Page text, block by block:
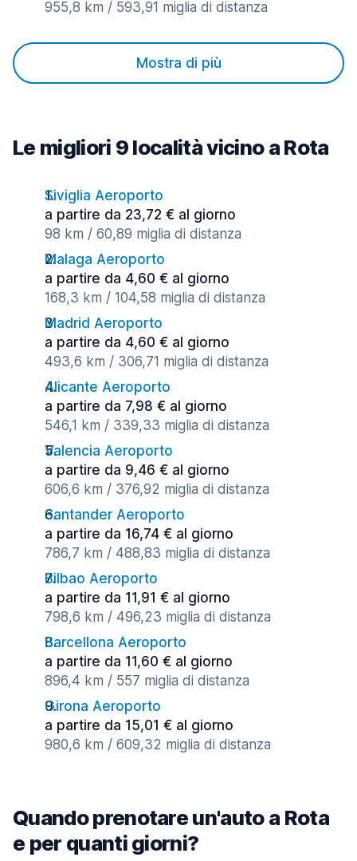
955,8 km / 593,91 miglia di distanza
Mostra di più
Le migliori 9 località vicino a Rota
Siviglia Aeroporto
a partire da 23,72 € al giorno
98 km / 60,89 miglia di distanza
Malaga Aeroporto
a partire da 4,60 € al giorno
168,3 km / 104,58 miglia di distanza
Madrid Aeroporto
a partire da 4,60 € al giorno
493,6 km / 306,71 miglia di distanza
Alicante Aeroporto
a partire da 7,98 € al giorno
546,1 km / 339,33 miglia di distanza
Valencia Aeroporto
a partire da 9,46 € al giorno
606,6 km / 376,92 miglia di distanza
Santander Aeroporto
a partire da 16,74 € al giorno
786,7 km / 488,83 miglia di distanza
Bilbao Aeroporto
a partire da 11,91 € al giorno
798,6 km / 496,23 miglia di distanza
Barcellona Aeroporto
a partire da 11,60 € al giorno
896,4 km / 557 miglia di distanza
Girona Aeroporto
a partire da 15,01 € al giorno
980,6 km / 609,32 miglia di distanza
Quando prenotare un'auto a Rota
e per quanti giorni?